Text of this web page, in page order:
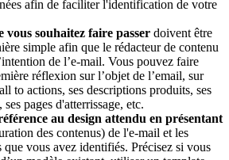
afin de faciliter l'identification de votre
vous souhaitez faire passer doivent être
simple afin que le rédacteur de contenu
de l’e-mail. Vous pouvez faire
réflexion sur l’objet de l’email, sur
to actions, ses descriptions produits, ses
pages d'atterrissage, etc.
au design attendu en présentant
des contenus) de l'e-mail et les
vous avez identifiés. Précisez si vous